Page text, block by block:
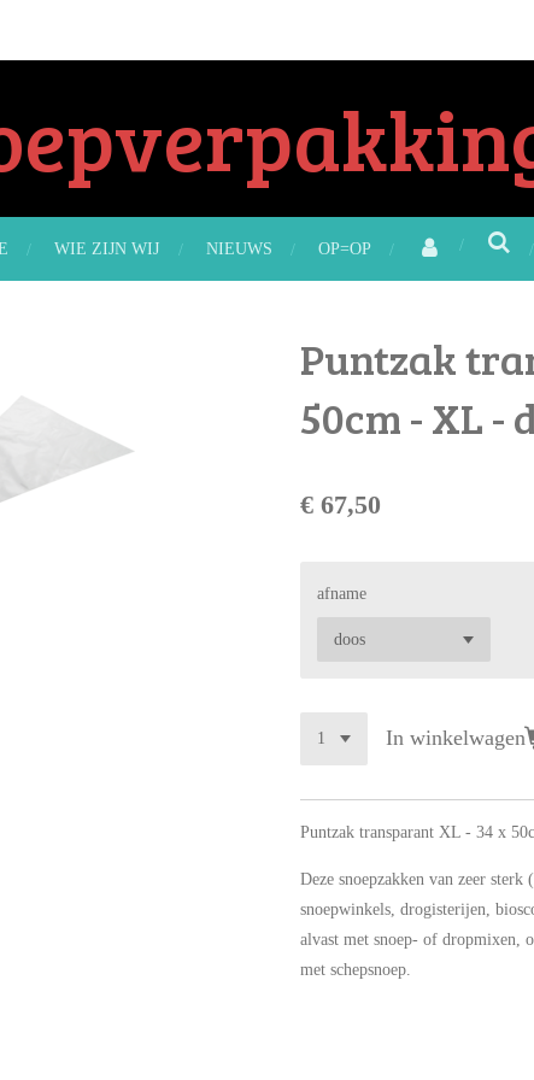
WIE ZIJN WIJ NIEUWS OP=OP
Puntzak
50cm - XL -
€ 67,50
afname
In winkelwagen
Puntzak transparant XL - 34 x
Deze snoepzakken van zeer
snoepwinkels, drogisterijen,
alvast met snoep- of dropmixen,
met schepsnoep.